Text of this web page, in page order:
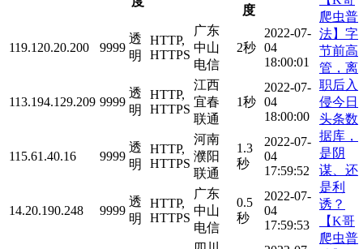
度
119.120.20.200 9999
透
明
HTTP,
HTTPS
广东
中山
电信
2秒
2022-07-
04
18:00:01
113.194.129.209 9999
透
明
HTTP,
HTTPS
江西
宜春
联通
1秒
2022-07-
04
18:00:00
115.61.40.16 9999
透
明
HTTP,
HTTPS
河南
濮阳
联通
1.3
秒
2022-07-
04
17:59:52
14.20.190.248 9999
透
明
HTTP,
HTTPS
广东
中山
电信
0.5
秒
2022-07-
04
17:59:53
爬虫普
法】字
节前高
管，离
职后入
侵今日
头条数
据库，
是阴
谋、还
是利
诱？
【K哥
爬虫普